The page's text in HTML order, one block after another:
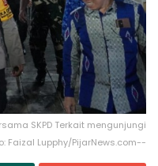
SKPD Terkait mengunjungi
Faizal Lupphy/PijarNews.com--